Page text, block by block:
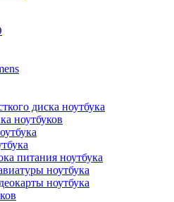
диска ноутбука
ноутбуков
питания ноутбука
ноутбука
ноутбука